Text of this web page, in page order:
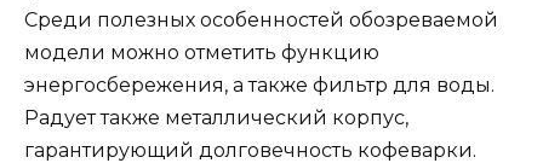
Среди полезных особенностей обозреваемой
модели можно отметить функцию
энергосбережения, а также фильтр для воды.
Радует также металлический корпус,
гарантирующий долговечность кофеварки.